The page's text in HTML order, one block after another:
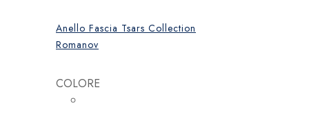
Anello Fascia Tsars Collection
Romanov
COLORE